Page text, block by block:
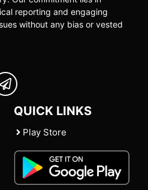
reporting and engaging
without any bias or vested
QUICK LINKS
Play Store